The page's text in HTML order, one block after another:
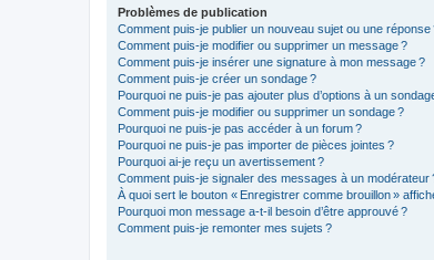
Problèmes de publication
Comment puis-je publier un nouveau sujet ou une réponse
Comment puis-je modifier ou supprimer un message ?
Comment puis-je insérer une signature à mon message ?
Comment puis-je créer un sondage ?
Pourquoi ne puis-je pas ajouter plus d’options à un
Comment puis-je modifier ou supprimer un sondage ?
Pourquoi ne puis-je pas accéder à un forum ?
Pourquoi ne puis-je pas importer de pièces jointes ?
Pourquoi ai-je reçu un avertissement ?
Comment puis-je signaler des messages à un modérateur
À quoi sert le bouton « Enregistrer comme brouillon »
Pourquoi mon message a-t-il besoin d’être approuvé ?
Comment puis-je remonter mes sujets ?